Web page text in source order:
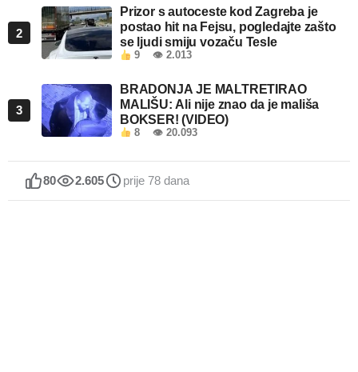
2
Prizor s autoceste kod Zagreba je
postao hit na Fejsu, pogledajte zašto
se ljudi smiju vozaču Tesle
9 👁 2.013
3
BRADONJA JE MALTRETIRAO
MALIŠU: Ali nije znao da je mališa
BOKSER! (VIDEO)
8 👁 20.093
80 2.605 prije 78 dana